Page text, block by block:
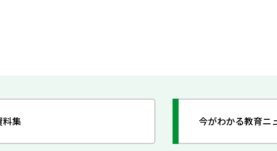
料集 今がわかる教育ニ